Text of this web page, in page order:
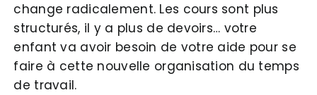
change radicalement. Les cours sont plus
structurés, il y a plus de devoirs… votre
enfant va avoir besoin de votre aide pour se
faire à cette nouvelle organisation du temps
de travail.